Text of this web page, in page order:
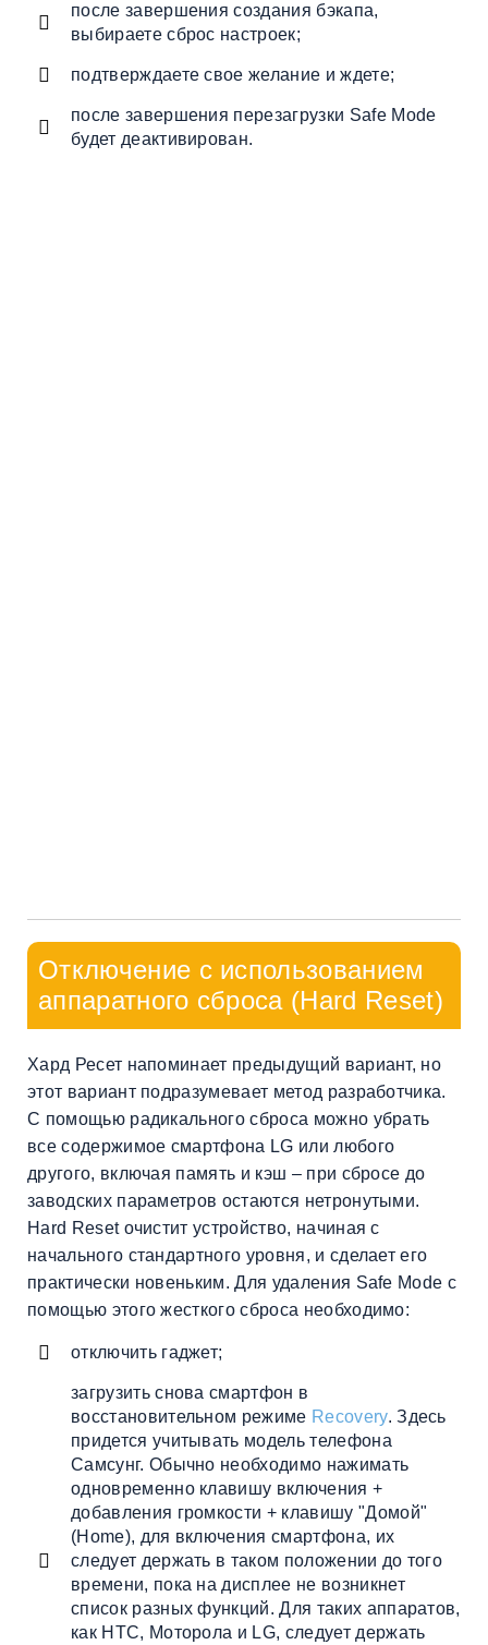
после завершения создания бэкапа,
выбираете сброс настроек;
подтверждаете свое желание и ждете;
после завершения перезагрузки Safe Mode
будет деактивирован.
Отключение с использованием
аппаратного сброса (Hard Reset)
Хард Ресет напоминает предыдущий вариант, но
этот вариант подразумевает метод разработчика.
С помощью радикального сброса можно убрать
все содержимое смартфона LG или любого
другого, включая память и кэш – при сбросе до
заводских параметров остаются нетронутыми.
Hard Reset очистит устройство, начиная с
начального стандартного уровня, и сделает его
практически новеньким. Для удаления Safe Mode с
помощью этого жесткого сброса необходимо:
отключить гаджет;
загрузить снова смартфон в
восстановительном режиме Recovery. Здесь
придется учитывать модель телефона
Самсунг. Обычно необходимо нажимать
одновременно клавишу включения +
добавления громкости + клавишу "Домой"
(Home), для включения смартфона, их
следует держать в таком положении до того
времени, пока на дисплее не возникнет
список разных функций. Для таких аппаратов,
как HTC, Моторола и LG, следует держать